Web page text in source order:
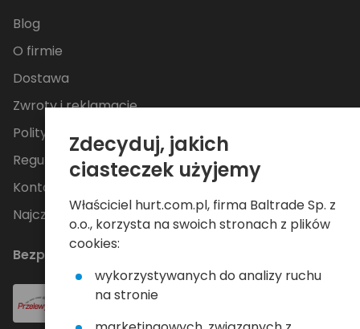
Blog
O firmie
Dostawa
Zwroty i reklamacje
Polityka Prywatności
Regulamin
Kontakt
Najczęściej zadawane pytania
Bezpieczne płatności
Zdecyduj, jakich
ciasteczek użyjemy
Właściciel hurt.com.pl, firma Baltrade Sp. z
o.o., korzysta na swoich stronach z plików
cookies:
wykorzystywanych do analizy ruchu
na stronie